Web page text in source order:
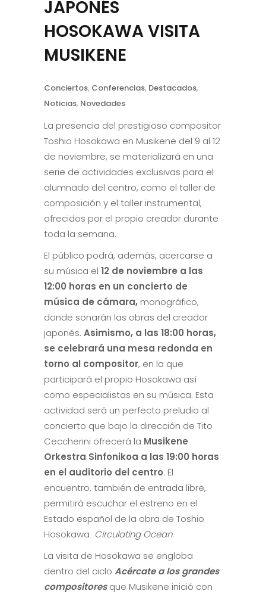
JAPONÉS
HOSOKAWA VISITA
MUSIKENE
Conciertos, Conferencias, Destacados,
Noticias, Novedades
La presencia del prestigioso compositor
Toshio Hosokawa en Musikene del 9 al 12
de noviembre, se materializará en una
serie de actividades exclusivas para el
alumnado del centro, como el taller de
composición y el taller instrumental,
ofrecidos por el propio creador durante
toda la semana.
El público podrá, además, acercarse a
su música el 12 de noviembre a las
12:00 horas en un concierto de
música de cámara, monográfico,
donde sonarán las obras del creador
japonés. Asimismo, a las 18:00 horas,
se celebrará una mesa redonda en
torno al compositor, en la que
participará el propio Hosokawa así
como especialistas en su música. Esta
actividad será un perfecto preludio al
concierto que bajo la dirección de Tito
Ceccherini ofrecerá la Musikene
Orkestra Sinfonikoa a las 19:00 horas
en el auditorio del centro. El
encuentro, también de entrada libre,
permitirá escuchar el estreno en el
Estado español de la obra de Toshio
Hosokawa Circulating Ocean.
La visita de Hosokawa se engloba
dentro del ciclo Acércate a los grandes
compositoresque Musikene inició con